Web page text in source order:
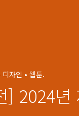
자인 • 웹툰.
] 2024년